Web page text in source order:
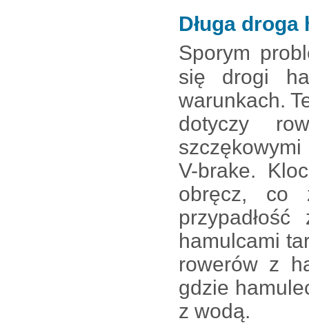
Długa
Sporym
się drogi
warunkach.
dotyczy
V-brake.
obręcz, co
hamulcami
rowerów z
gdzie
z wodą.